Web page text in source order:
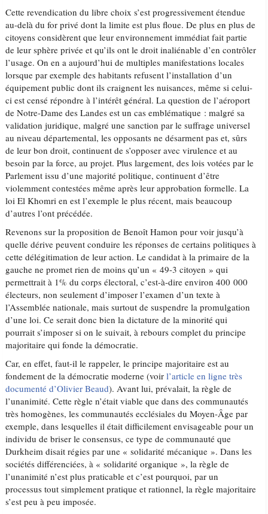
Cette revendication du libre choix s’est progressivement étendue
au-delà du for privé dont la limite est plus floue. De plus en plus de
citoyens considèrent que leur environnement immédiat fait partie
de leur sphère privée et qu’ils ont le droit inaliénable d’en contrôler
l’usage. On en a aujourd’hui de multiples manifestations locales
lorsque par exemple des habitants refusent l’installation d’un
équipement public dont ils craignent les nuisances, même si celui-
ci est censé répondre à l’intérêt général. La question de l’aéroport
de Notre-Dame des Landes est un cas emblématique : malgré sa
validation juridique, malgré une sanction par le suffrage universel
au niveau départemental, les opposants ne désarment pas et, sûrs
de leur bon droit, continuent de s’opposer avec virulence et au
besoin par la force, au projet. Plus largement, des lois votées par le
Parlement issu d’une majorité politique, continuent d’être
violemment contestées même après leur approbation formelle. La
loi El Khomri en est l’exemple le plus récent, mais beaucoup
d’autres l’ont précédée.
Revenons sur la proposition de Benoît Hamon pour voir jusqu’à
quelle dérive peuvent conduire les réponses de certains politiques à
cette délégitimation de leur action. Le candidat à la primaire de la
gauche ne promet rien de moins qu’un « 49-3 citoyen » qui
permettrait à 1% du corps électoral, c’est-à-dire environ 400 000
électeurs, non seulement d’imposer l’examen d’un texte à
l’Assemblée nationale, mais surtout de suspendre la promulgation
d’une loi. Ce serait donc bien la dictature de la minorité qui
pourrait s’imposer si on le suivait, à rebours complet du principe
majoritaire qui fonde la démocratie.
Car, en effet, faut-il le rappeler, le principe majoritaire est au
fondement de la démocratie moderne (voirl’article en ligne très
documenté d’Olivier Beaud). Avant lui, prévalait, la règle de
l’unanimité. Cette règle n’était viable que dans des communautés
très homogènes, les communautés ecclésiales du Moyen-Âge par
exemple, dans lesquelles il était difficilement envisageable pour un
individu de briser le consensus, ce type de communauté que
Durkheim disait régies par une « solidarité mécanique ». Dans les
sociétés différenciées, à « solidarité organique », la règle de
l’unanimité n’est plus praticable et c’est pourquoi, par un
processus tout simplement pratique et rationnel, la règle majoritaire
s’est peu à peu imposée.